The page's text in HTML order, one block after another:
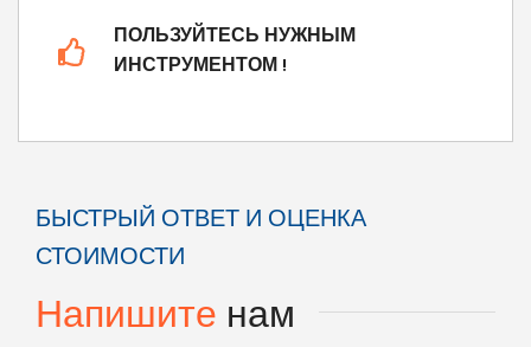
ПОЛЬЗУЙТЕСЬ НУЖНЫМ
ИНСТРУМЕНТОМ !
БЫСТРЫЙ ОТВЕТ И ОЦЕНКА
СТОИМОСТИ
Напишитенам